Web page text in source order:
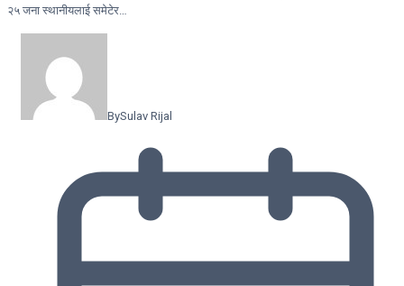
२५ जना स्थानीयलाई समेटेर…
BySulav Rijal